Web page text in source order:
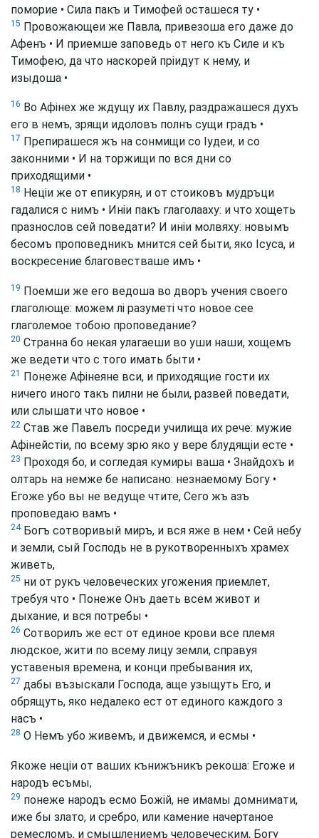
поморие • Сила пакъ и Тимофей осташеся ту •
15 Провожающеи же Павла, привезоша его даже до
Афенъ • И приемше заповедь от него къ Силе и къ
Тимофею, да что наскорей пріидут к нему, и
изыдоша •
16 Во Афінех же ждущу их Павлу, раздражашеся духъ
его в немъ, зрящи идоловъ полнъ сущи градъ •
17 Препирашеся жъ на сонмищи со Іудеи, и со
законними • И на торжищи по вся дни со
приходящими •
18 Неціи же от епикурян, и от стоиковъ мудръци
гадалися с нимъ • Иніи пакъ глаголааху: и что хощеть
празнослов сей поведати? И иніи молвяху: новымъ
бесомъ проповедникъ мнится сей быти, яко Ісуса, и
воскресение благовестваше имъ •
19 Поемши же его ведоша во дворъ учения своего
глаголюще: можем лі разуметі что новое сее
глаголемое тобою проповедание?
20 Странна бо некая улагаеши во уши наши, хощемъ
же ведети что с того имать быти •
21 Понеже Афінеяне вси, и приходящие гости их
ничего иного такъ пилни не были, развей поведати,
или слышати что новое •
22 Став же Павелъ посреди училища их рече: мужие
Афінейстіи, по всему зрю яко у вере блудящіи есте •
23 Проходя бо, и согледая кумиры ваша • Знайдохъ и
олтарь на немже бе написано: незнаемому Богу •
Егоже убо вы не ведуще чтите, Сего жъ азъ
проповедаю вамъ •
24Богъ сотворивый миръ, и вся яже в нем • Сей небу
и земли, сый Господь не в рукотворенныхъ храмех
живеть,
25 ни от рукъ человеческих угожения приемлет,
требуя что • Понеже Онъ даеть всем живот и
дыхание, и вся потребы •
26 Сотворилъ же ест от единое крови все племя
людское, жити по всему лицу земли, справуя
уставеныя времена, и конци пребывания их,
27 дабы възыскали Господа, аще узыщуть Его, и
обрящуть, яко недалеко ест от единого каждого з
насъ •
28 О Немъ убо живемъ, и движемся, и есмы •
Якоже неціи от ваших кънижъникъ рекоша: Егоже и
народъ есъмы,
29 понеже народъ есмо Божій, не имамы домнимати,
иже бы злато, и сребро, или камение начертаное
ремесломъ, и смышлениемъ человеческим, Богу